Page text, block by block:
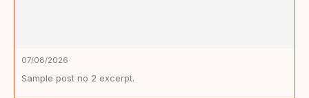
07/08/2026
Sample post no 2 excerpt.